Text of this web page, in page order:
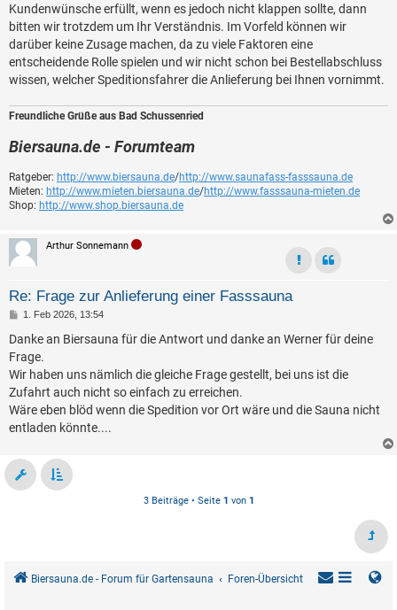
Kundenwünsche erfüllt, wenn es jedoch nicht klappen sollte, dann
bitten wir trotzdem um Ihr Verständnis. Im Vorfeld können wir
darüber keine Zusage machen, da zu viele Faktoren eine
entscheidende Rolle spielen und wir nicht schon bei Bestellabschluss
wissen, welcher Speditionsfahrer die Anlieferung bei Ihnen vornimmt.
Freundliche Grüße aus Bad Schussenried
Biersauna.de - Forumteam
Ratgeber: http://www.biersauna.de/http://www.saunafass-fasssauna.de
Mieten: http://www.mieten.biersauna.de/http://www.fasssauna-mieten.de
Shop: http://www.shop.biersauna.de
Arthur Sonnemann
Re: Frage zur Anlieferung einer Fasssauna
B
i
r
a
g
1. Feb 2026, 13:54
Danke an Biersauna für die Antwort und danke an Werner für deine
Frage.
Wir haben uns nämlich die gleiche Frage gestellt, bei uns ist die
Zufahrt auch nicht so einfach zu erreichen.
Wäre eben blöd wenn die Spedition vor Ort wäre und die Sauna nicht
entladen könnte....
3 Beiträge • Seite 1 von 1
Biersauna.de - Forum für Gartensauna Foren-Übersicht